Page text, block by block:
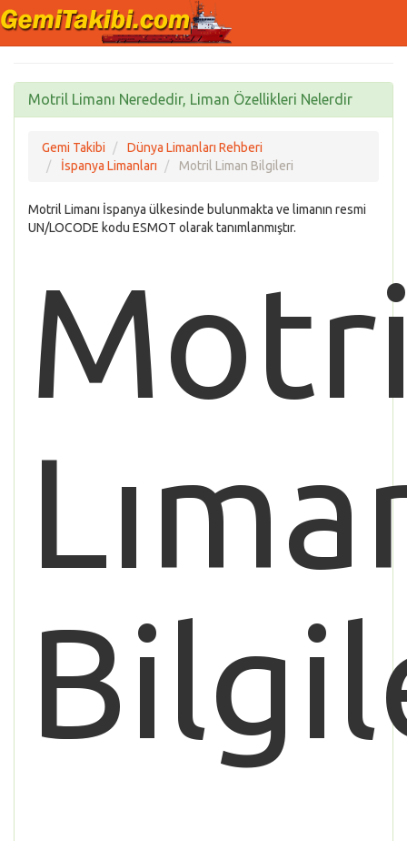
Motril Limanı Nerededir, Liman Özellikleri Nelerdir
Gemi Takibi
Dünya Limanları Rehberi
İspanya Limanları
Motril Liman Bilgileri
Motril Limanı İspanya ülkesinde bulunmakta ve limanın resmi
UN/LOCODE kodu ESMOT olarak tanımlanmıştır.